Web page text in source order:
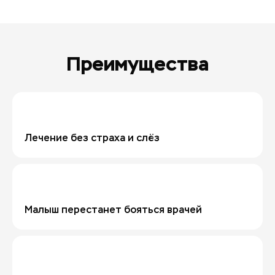
Преимущества
Лечение без страха и слёз
Малыш перестанет бояться врачей